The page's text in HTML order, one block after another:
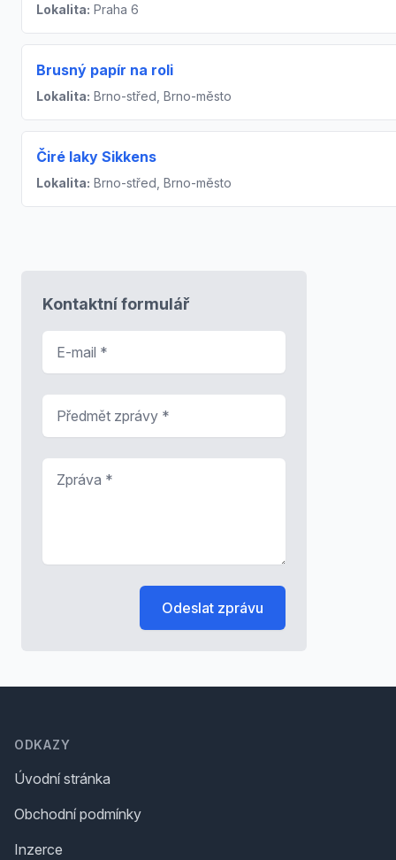
Lokalita: Praha 6
Brusný papír na roli
Lokalita: Brno-střed, Brno-město
Čiré laky Sikkens
Lokalita: Brno-střed, Brno-město
Kontaktní formulář
Odeslat zprávu
ODKAZY
Úvodní stránka
Obchodní podmínky
Inzerce